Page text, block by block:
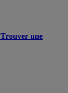
Trouver une